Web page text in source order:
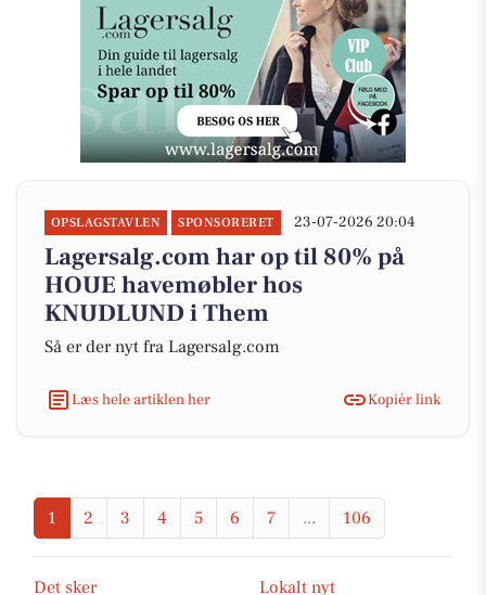
OPSLAGSTAVLEN SPONSORERET 23-07-2026 20:04
Lagersalg.com har op til 80% på
HOUE havemøbler hos
KNUDLUND i Them
Så er der nyt fra Lagersalg.com
Læs hele artiklen her Kopiér link
1 2 3 4 5 6 7 ... 106
Det sker
Lokalt nyt